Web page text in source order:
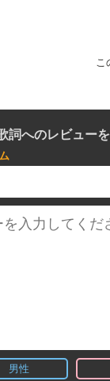
詞へのレビュー
男性